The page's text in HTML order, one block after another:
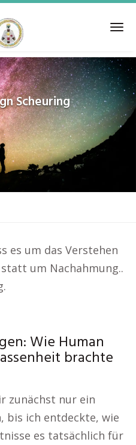
Scheuring
es um das Verstehen
um Nachahmung..
Wie Human
brachte
zunächst nur ein
bis ich entdeckte, wie
es tatsächlich für